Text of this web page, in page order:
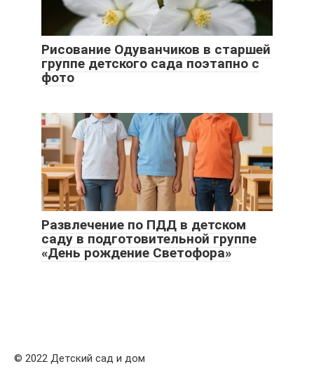
Рисование Одуванчиков в старшей
группе детского сада поэтапно с
фото
Развлечение по ПДД в детском
саду в подготовительной группе
«День рождение Светофора»
© 2022 Детский сад и дом